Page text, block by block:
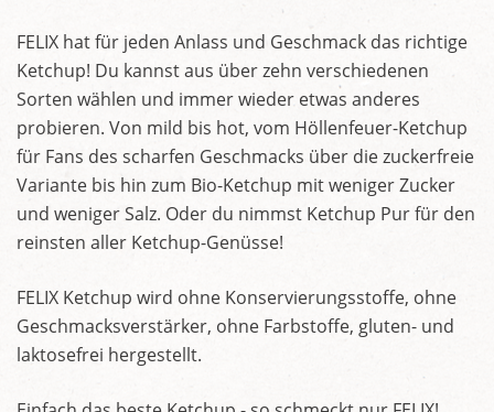
FELIX hat für jeden Anlass und Geschmack das richtige
Ketchup! Du kannst aus über zehn verschiedenen
Sorten wählen und immer wieder etwas anderes
probieren. Von mild bis hot, vom Höllenfeuer-Ketchup
für Fans des scharfen Geschmacks über die zuckerfreie
Variante bis hin zum Bio-Ketchup mit weniger Zucker
und weniger Salz. Oder du nimmst Ketchup Pur für den
reinsten aller Ketchup-Genüsse!
FELIX Ketchup wird ohne Konservierungsstoffe, ohne
Geschmacksverstärker, ohne Farbstoffe, gluten- und
laktosefrei hergestellt.